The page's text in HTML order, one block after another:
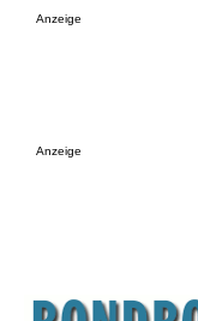
Anzeige
Anzeige